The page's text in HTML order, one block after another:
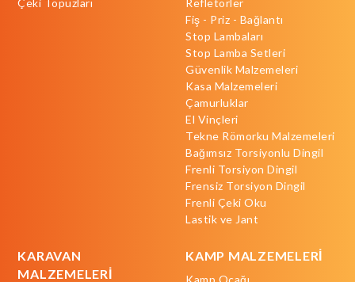
Fiş - Priz - Bağlantı
Stop Lambaları
Stop Lamba Setleri
Güvenlik Malzemeleri
Kasa Malzemeleri
Çamurluklar
El Vinçleri
Tekne Römorku Malzemeleri
Bağımsız Torsiyonlu Dingil
Frenli Torsiyon Dingil
Frensiz Torsiyon Dingil
Frenli Çeki Oku
Lastik ve Jant
KARAVAN
MALZEMELERİ
KAMP MALZEMELERİ
Kamp Ocağı